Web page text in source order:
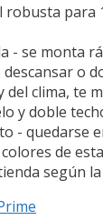
robusta
- se monta
o
del clima, te
y doble
- quedarse
de
según